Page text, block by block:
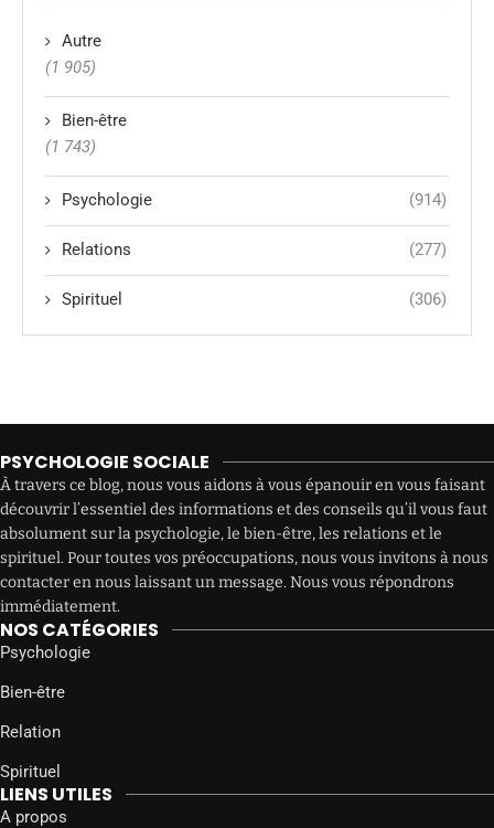
Autre
(1 905)
Bien-être
(1 743)
Psychologie (914)
Relations (277)
Spirituel (306)
PSYCHOLOGIE SOCIALE
À travers ce blog, nous vous aidons à vous épanouir en vous faisant
découvrir l’essentiel des informations et des conseils qu’il vous faut
absolument sur la psychologie, le bien-être, les relations et le
spirituel. Pour toutes vos préoccupations, nous vous invitons à nous
contacter en nous laissant un message. Nous vous répondrons
immédiatement.
NOS CATÉGORIES
Psychologie
Bien-être
Relation
Spirituel
LIENS UTILES
A propos